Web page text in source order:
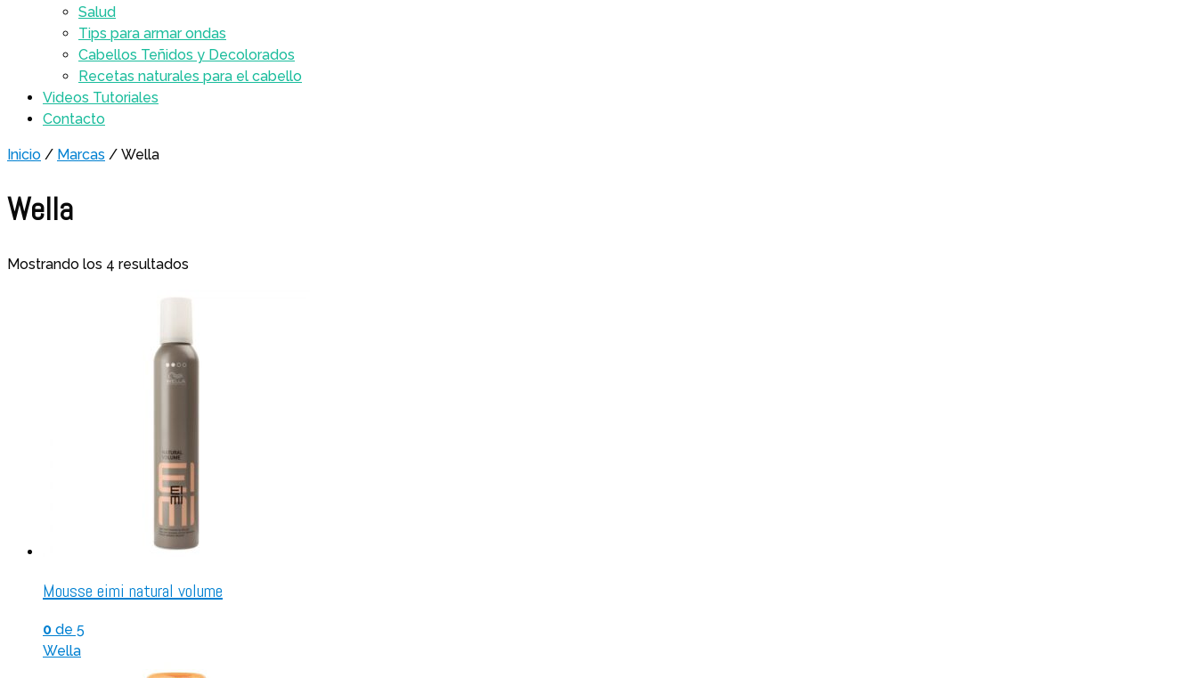
Salud
Tips para armar ondas
Cabellos Teñidos y Decolorados
Recetas naturales para el cabello
Videos Tutoriales
Contacto
Inicio / Marcas / Wella
Wella
Mostrando los 4 resultados
Mousse eimi natural volume
0 de 5
Wella